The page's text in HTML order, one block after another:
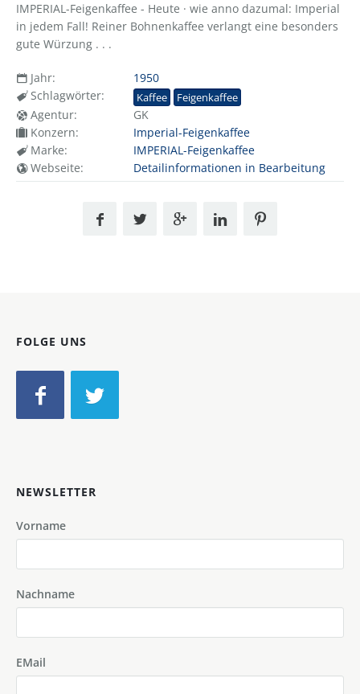
IMPERIAL-Feigenkaffee - Heute · wie anno dazumal: Imperial
in jedem Fall! Reiner Bohnenkaffee verlangt eine besonders
gute Würzung . . .
Jahr:
1950
Schlagwörter:
Kaffee Feigenkaffee
Agentur:
GK
Konzern:
Imperial-Feigenkaffee
Marke:
IMPERIAL-Feigenkaffee
Webseite:
Detailinformationen in Bearbeitung
FOLGE UNS
NEWSLETTER
Vorname
Nachname
EMail